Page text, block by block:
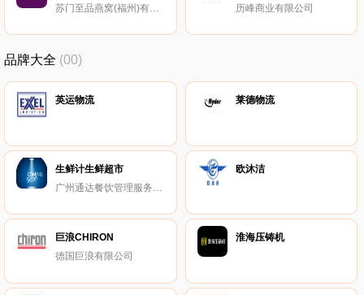
苏门至品燕窝(福州)有限公司
历峰商业有限公司
品牌大全 (00)
英运物流 莱德物流
生鲜计生鲜超市
欧沐洁
巨浪CHIRON
德国巨浪有限公司
淮海压铸机